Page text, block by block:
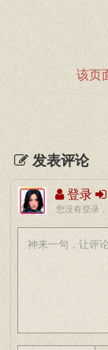
该页
发表评论
登录
您没有登录